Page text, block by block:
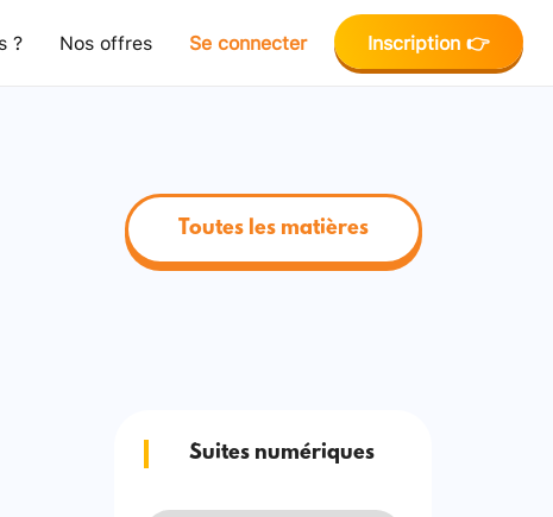
? Nos offres Se connecter Inscription 👉
Toutes les matières
Suites numériques